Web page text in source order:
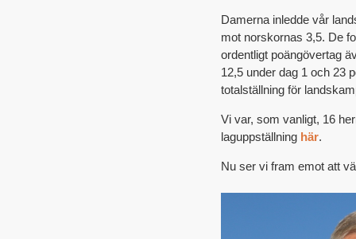
Damerna inledde vår
mot norskornas 3,5. De
ordentligt poängövertag
12,5 under dag 1 och 23
totalställning för
Vi var, som vanligt, 16
laguppställning här.
Nu ser vi fram emot att